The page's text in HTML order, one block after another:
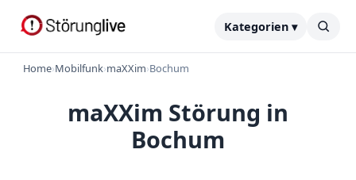
Kategorien ▾
Home›Mobilfunk›maXXim›Bochum
maXXim Störung in
Bochum